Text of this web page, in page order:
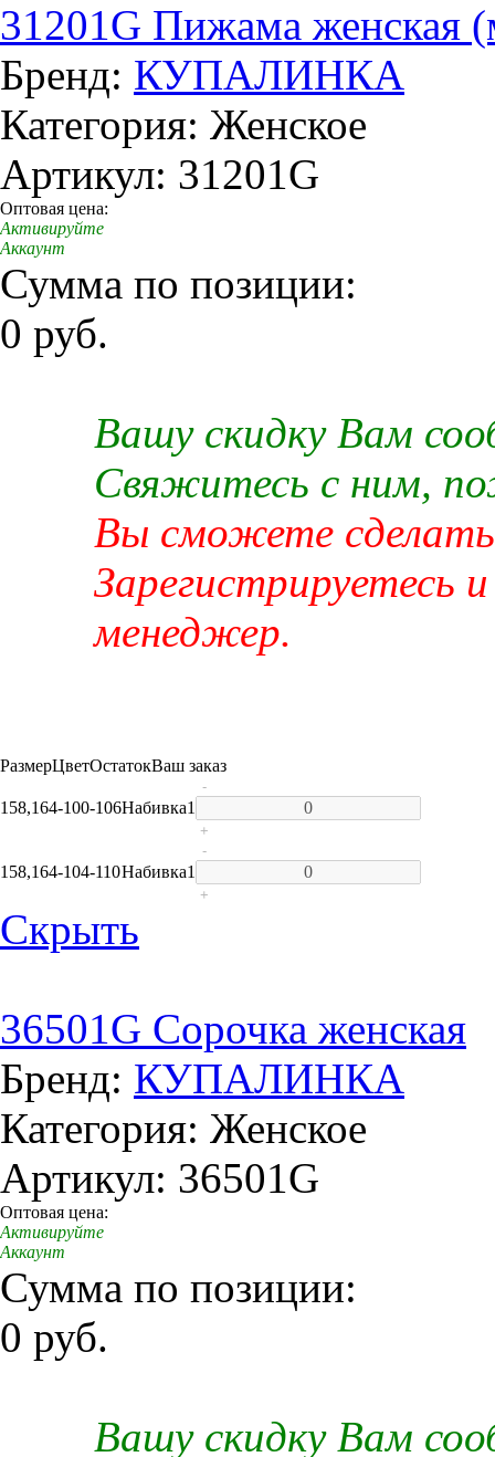
31201G Пижама женская
Бренд: КУПАЛИНКА
Категория: Женское
Артикул: 31201G
Оптовая цена:
Активируйте
Аккаунт
Сумма по позиции:
0 руб.
Вашу скидку Вам
Свяжитесь с ним,
Вы сможете сделать
Зарегистрируетесь
менеджер.
РазмерЦветОстатокВаш заказ
158,164-100-106Набивка1
-
+
158,164-104-110Набивка1
-
+
Скрыть
36501G Сорочка женская
Бренд: КУПАЛИНКА
Категория: Женское
Артикул: 36501G
Оптовая цена:
Активируйте
Аккаунт
Сумма по позиции:
0 руб.
Вашу скидку Вам